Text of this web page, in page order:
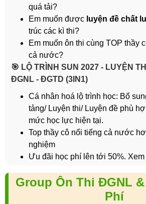
quá tải?
Em muốn được luyện đề chất
trúc các kì thi?
Em muốn ôn thi cùng TOP thầy
cả nước?
️🎯 LỘ TRÌNH SUN 2027 - LUYỆN
ĐGNL - ĐGTD (3IN1)
Cá nhân hoá lộ trình học: Bổ
tảng/ Luyện thi/ Luyện đề phù
mức học lực hiện tại.
Top thầy cô nổi tiếng cả nước
nghiệm
Ưu đãi học phí lên tới 50%. Xem
Group Ôn Thi ĐGNL
Phí